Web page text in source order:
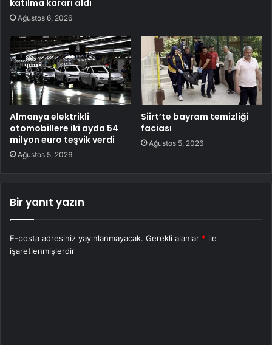
katılma kararı aldı
Ağustos 6, 2026
Almanya elektrikli
otomobillere iki ayda 54
milyon euro teşvik verdi
Ağustos 5, 2026
Siirt’te bayram temizliği
faciası
Ağustos 5, 2026
Bir yanıt yazın
E-posta adresiniz yayınlanmayacak. Gerekli alanlar * ile
işaretlenmişlerdir